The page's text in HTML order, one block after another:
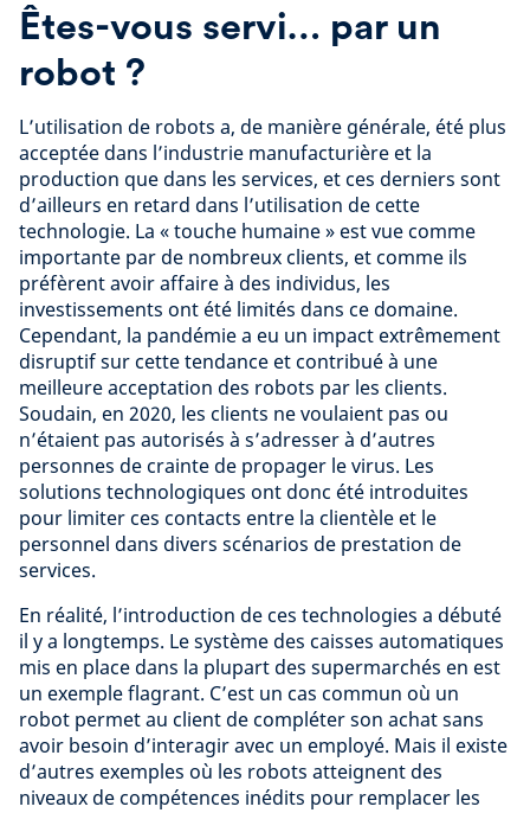
Êtes-vous servi… par un
robot ?
L’utilisation de robots a, de manière générale, été plus
acceptée dans l’industrie manufacturière et la
production que dans les services, et ces derniers sont
d’ailleurs en retard dans l’utilisation de cette
technologie. La « touche humaine » est vue comme
importante par de nombreux clients, et comme ils
préfèrent avoir affaire à des individus, les
investissements ont été limités dans ce domaine.
Cependant, la pandémie a eu un impact extrêmement
disruptif sur cette tendance et contribué à une
meilleure acceptation des robots par les clients.
Soudain, en 2020, les clients ne voulaient pas ou
n’étaient pas autorisés à s’adresser à d’autres
personnes de crainte de propager le virus. Les
solutions technologiques ont donc été introduites
pour limiter ces contacts entre la clientèle et le
personnel dans divers scénarios de prestation de
services.
En réalité, l’introduction de ces technologies a débuté
il y a longtemps. Le système des caisses automatiques
mis en place dans la plupart des supermarchés en est
un exemple flagrant. C’est un cas commun où un
robot permet au client de compléter son achat sans
avoir besoin d’interagir avec un employé. Mais il existe
d’autres exemples où les robots atteignent des
niveaux de compétences inédits pour remplacer les